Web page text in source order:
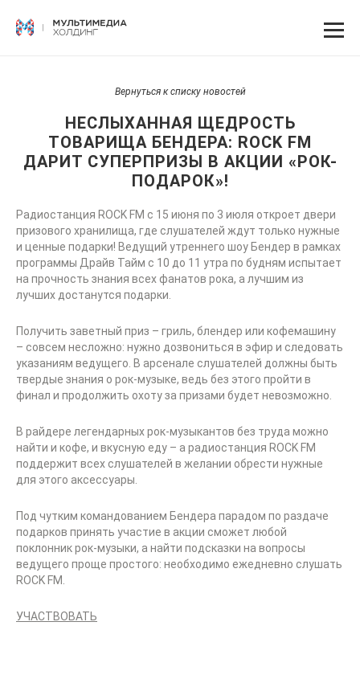
Вернуться к списку новостей
НЕСЛЫХАННАЯ ЩЕДРОСТЬ
ТОВАРИЩА БЕНДЕРА: ROCK FM
ДАРИТ СУПЕРПРИЗЫ В АКЦИИ «РОК-
ПОДАРОК»!
Радиостанция ROCK FM с 15 июня по 3 июля откроет двери
призового хранилища, где слушателей ждут только нужные
и ценные подарки! Ведущий утреннего шоу Бендер в рамках
программы Драйв Тайм с 10 до 11 утра по будням испытает
на прочность знания всех фанатов рока, а лучшим из
лучших достанутся подарки.
Получить заветный приз – гриль, блендер или кофемашину
– совсем несложно: нужно дозвониться в эфир и следовать
указаниям ведущего. В арсенале слушателей должны быть
твердые знания о рок-музыке, ведь без этого пройти в
финал и продолжить охоту за призами будет невозможно.
В райдере легендарных рок-музыкантов без труда можно
найти и кофе, и вкусную еду – а радиостанция ROCK FM
поддержит всех слушателей в желании обрести нужные
для этого аксессуары.
Под чутким командованием Бендера парадом по раздаче
подарков принять участие в акции сможет любой
поклонник рок-музыки, а найти подсказки на вопросы
ведущего проще простого: необходимо ежедневно слушать
ROCK FM.
УЧАСТВОВАТЬ